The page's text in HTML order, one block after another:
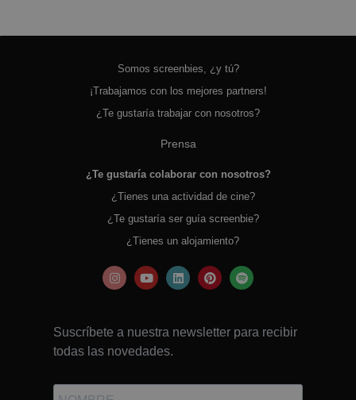
Somos screenbies, ¿y tú?
¡Trabajamos con los mejores partners!
¿Te gustaría trabajar con nosotros?
Prensa
¿Te gustaría colaborar con nosotros?
¿Tienes una actividad de cine?
¿Te gustaría ser guía screenbie?
¿Tienes un alojamiento?
Suscríbete a nuestra newsletter para recibir
todas las novedades.